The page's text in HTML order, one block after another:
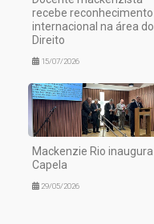
recebe reconhecimento
internacional na área do
Direito
15/07/2026
Mackenzie Rio inaugura
Capela
29/05/2026